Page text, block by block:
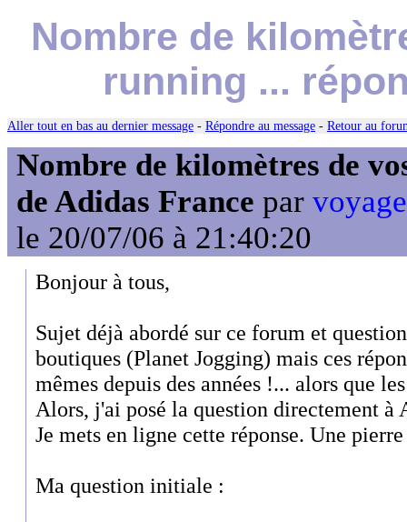
Nombre de
running ...
Aller tout en bas au dernier message - Répondre au message - Retour au
Nombre de kilomètres de
de Adidas France par
le 20/07/06 à 21:40:20
Bonjour à tous,
Sujet déjà abordé sur ce forum et
boutiques (Planet Jogging) mais ces
mêmes depuis des années !... alors que
Alors, j'ai posé la question directement à
Je mets en ligne cette réponse. Une
Ma question initiale :